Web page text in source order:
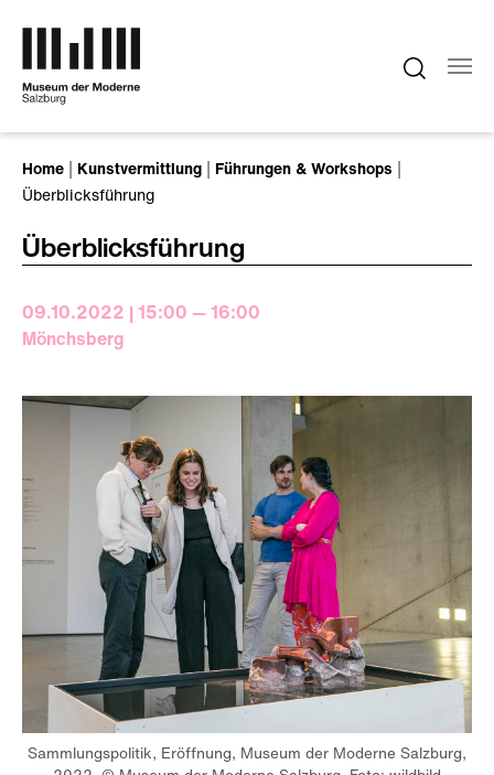
Home Kunstvermittlung
Führungen & Workshops
Überblicksführung
Überblicksführung
09.10.2022 | 15:00 — 16:00
Mönchsberg
Sammlungspolitik, Eröffnung, Museum der Moderne Salzburg,